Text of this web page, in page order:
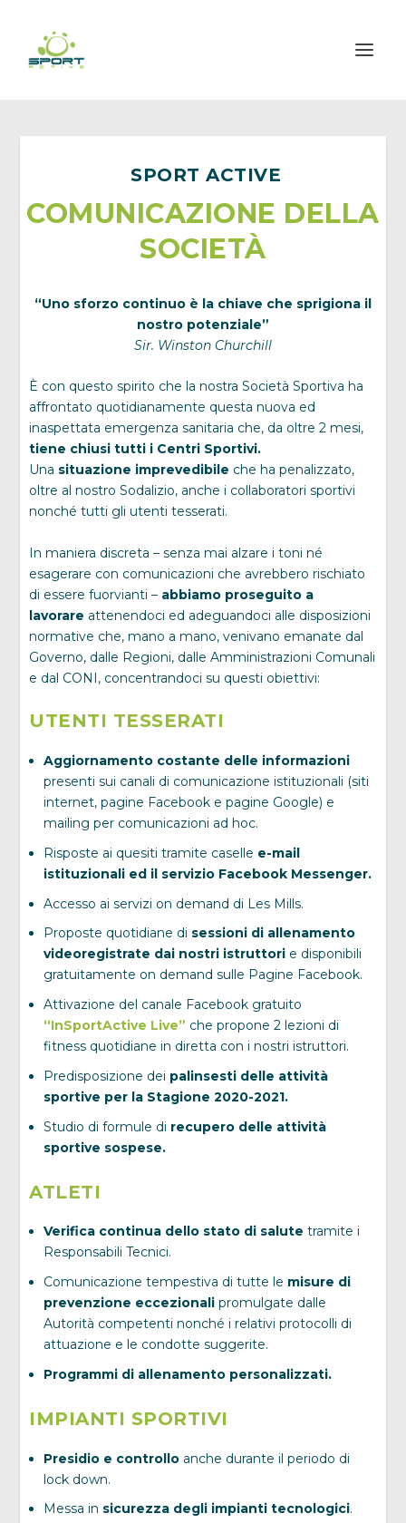
SPORT ACTIVE
COMUNICAZIONE DELLA
SOCIETÀ
“Uno sforzo continuo è la chiave che sprigiona il
nostro potenziale”
Sir. Winston Churchill
È con questo spirito che la nostra Società Sportiva ha
affrontato quotidianamente questa nuova ed
inaspettata emergenza sanitaria che, da oltre 2 mesi,
tiene chiusi tutti i Centri Sportivi.
Una situazione imprevedibile che ha penalizzato,
oltre al nostro Sodalizio, anche i collaboratori sportivi
nonché tutti gli utenti tesserati.
In maniera discreta – senza mai alzare i toni né
esagerare con comunicazioni che avrebbero rischiato
di essere fuorvianti – abbiamo proseguito a
lavorare attenendoci ed adeguandoci alle disposizioni
normative che, mano a mano, venivano emanate dal
Governo, dalle Regioni, dalle Amministrazioni Comunali
e dal CONI, concentrandoci su questi obiettivi:
UTENTI TESSERATI
Aggiornamento costante delle informazioni
presenti sui canali di comunicazione istituzionali (siti
internet, pagine Facebook e pagine Google) e
mailing per comunicazioni ad hoc.
Risposte ai quesiti tramite caselle e-mail
istituzionali ed il servizio Facebook Messenger.
Accesso ai servizi on demand di Les Mills.
Proposte quotidiane di sessioni di allenamento
videoregistrate dai nostri istruttori e disponibili
gratuitamente on demand sulle Pagine Facebook.
Attivazione del canale Facebook gratuito
“InSportActive Live” che propone 2 lezioni di
fitness quotidiane in diretta con i nostri istruttori.
Predisposizione dei palinsesti delle attività
sportive per la Stagione 2020-2021.
Studio di formule di recupero delle attività
sportive sospese.
ATLETI
Verifica continua dello stato di salute tramite i
Responsabili Tecnici.
Comunicazione tempestiva di tutte le misure di
prevenzione eccezionali promulgate dalle
Autorità competenti nonché i relativi protocolli di
attuazione e le condotte suggerite.
Programmi di allenamento personalizzati.
IMPIANTI SPORTIVI
Presidio e controllo anche durante il periodo di
lock down.
Messa in sicurezza degli impianti tecnologici.